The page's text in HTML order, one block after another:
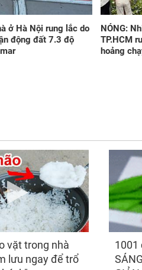
chép hóa rồng', giàu
chót như son
Lấy đàn ông gia
trưởng, tôi nhiều lần
rơi nước mắt nhưng
bất ngờ hành động
của anh
ở Hà Nội rung lắc do
động đất 7.3 độ
NÓNG:
TP.HCM
hoảng
vặt trong nhà
lưu ngay để trổ
1001